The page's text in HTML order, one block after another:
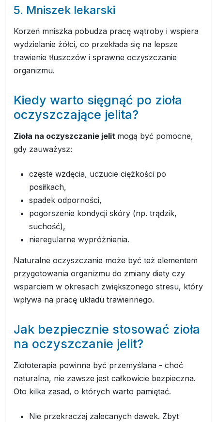
5. Mniszek lekarski
Korzeń mniszka pobudza pracę wątroby i wspiera
wydzielanie żółci, co przekłada się na lepsze
trawienie tłuszczów i sprawne oczyszczanie
organizmu.
Kiedy warto sięgnąć po zioła
oczyszczające jelita?
Zioła na oczyszczanie jelit mogą być pomocne,
gdy zauważysz:
częste wzdęcia, uczucie ciężkości po
posiłkach,
spadek odporności,
pogorszenie kondycji skóry (np. trądzik,
suchość),
nieregularne wypróżnienia.
Naturalne oczyszczanie może być też elementem
przygotowania organizmu do zmiany diety czy
wsparciem w okresach zwiększonego stresu, który
wpływa na pracę układu trawiennego.
Jak bezpiecznie stosować zioła
na oczyszczanie jelit?
Ziołoterapia powinna być przemyślana - choć
naturalna, nie zawsze jest całkowicie bezpieczna.
Oto kilka zasad, o których warto pamiętać.
Nie przekraczaj zalecanych dawek. Zbyt